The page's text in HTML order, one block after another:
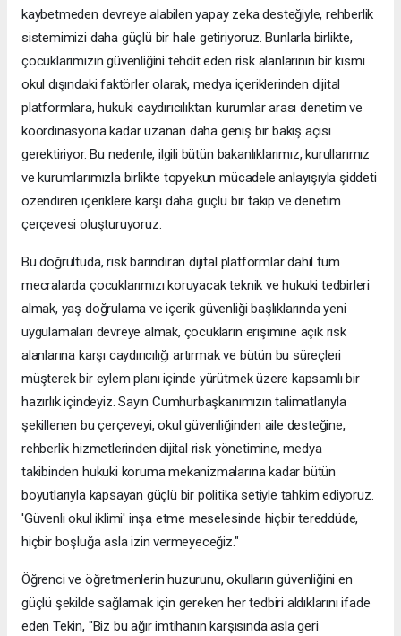
kaybetmeden devreye alabilen yapay zeka desteğiyle, rehberlik
sistemimizi daha güçlü bir hale getiriyoruz. Bunlarla birlikte,
çocuklarımızın güvenliğini tehdit eden risk alanlarının bir kısmı
okul dışındaki faktörler olarak, medya içeriklerinden dijital
platformlara, hukuki caydırıcılıktan kurumlar arası denetim ve
koordinasyona kadar uzanan daha geniş bir bakış açısı
gerektiriyor. Bu nedenle, ilgili bütün bakanlıklarımız, kurullarımız
ve kurumlarımızla birlikte topyekun mücadele anlayışıyla şiddeti
özendiren içeriklere karşı daha güçlü bir takip ve denetim
çerçevesi oluşturuyoruz.
Bu doğrultuda, risk barındıran dijital platformlar dahil tüm
mecralarda çocuklarımızı koruyacak teknik ve hukuki tedbirleri
almak, yaş doğrulama ve içerik güvenliği başlıklarında yeni
uygulamaları devreye almak, çocukların erişimine açık risk
alanlarına karşı caydırıcılığı artırmak ve bütün bu süreçleri
müşterek bir eylem planı içinde yürütmek üzere kapsamlı bir
hazırlık içindeyiz. Sayın Cumhurbaşkanımızın talimatlarıyla
şekillenen bu çerçeveyi, okul güvenliğinden aile desteğine,
rehberlik hizmetlerinden dijital risk yönetimine, medya
takibinden hukuki koruma mekanizmalarına kadar bütün
boyutlarıyla kapsayan güçlü bir politika setiyle tahkim ediyoruz.
'Güvenli okul iklimi' inşa etme meselesinde hiçbir tereddüde,
hiçbir boşluğa asla izin vermeyeceğiz."
Öğrenci ve öğretmenlerin huzurunu, okulların güvenliğini en
güçlü şekilde sağlamak için gereken her tedbiri aldıklarını ifade
eden Tekin, "Biz bu ağır imtihanın karşısında asla geri